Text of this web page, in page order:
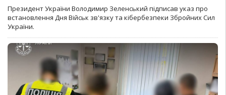
Президент України Володимир Зеленський підписав указ про
встановлення Дня Військ зв'язку та кібербезпеки Збройних Сил
України.